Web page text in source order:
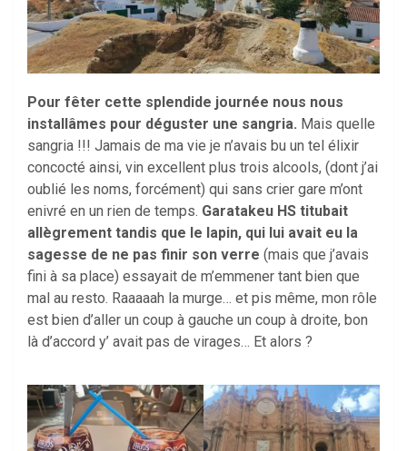
Pour fêter cette splendide journée nous nous
installâmes pour déguster une sangria. Mais quelle
sangria !!! Jamais de ma vie je n’avais bu un tel élixir
concocté ainsi, vin excellent plus trois alcools, (dont j’ai
oublié les noms, forcément) qui sans crier gare m’ont
enivré en un rien de temps. Garatakeu HS titubait
allègrement tandis que le lapin, qui lui avait eu la
sagesse de ne pas finir son verre (mais que j’avais
fini à sa place) essayait de m’emmener tant bien que
mal au resto. Raaaaah la murge… et pis même, mon rôle
est bien d’aller un coup à gauche un coup à droite, bon
là d’accord y’ avait pas de virages… Et alors ?